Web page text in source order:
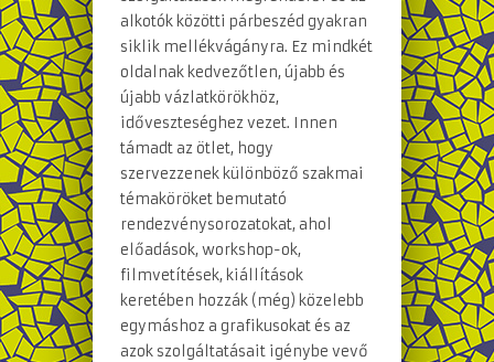
alkotók közötti párbeszéd gyakran
siklik mellékvágányra. Ez mindkét
oldalnak kedvezőtlen, újabb és
újabb vázlatkörökhöz,
időveszteséghez vezet. Innen
támadt az ötlet, hogy
szervezzenek különböző szakmai
témaköröket bemutató
rendezvénysorozatokat, ahol
előadások, workshop-ok,
filmvetítések, kiállítások
keretében hozzák (még) közelebb
egymáshoz a grafikusokat és az
azok szolgáltatásait igénybe vevő